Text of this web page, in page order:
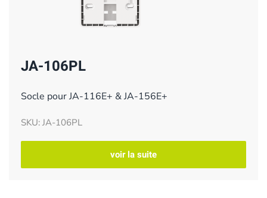
JA-106PL
Socle pour JA-116E+ & JA-156E+
SKU: JA-106PL
voir la suite